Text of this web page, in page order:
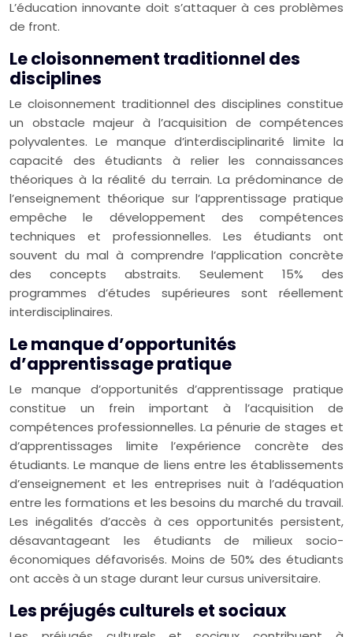
L’éducation innovante doit s’attaquer à ces problèmes
de front.
Le cloisonnement traditionnel des
disciplines
Le cloisonnement traditionnel des disciplines constitue
un obstacle majeur à l’acquisition de compétences
polyvalentes. Le manque d’interdisciplinarité limite la
capacité des étudiants à relier les connaissances
théoriques à la réalité du terrain. La prédominance de
l’enseignement théorique sur l’apprentissage pratique
empêche le développement des compétences
techniques et professionnelles. Les étudiants ont
souvent du mal à comprendre l’application concrète
des concepts abstraits. Seulement 15% des
programmes d’études supérieures sont réellement
interdisciplinaires.
Le manque d’opportunités
d’apprentissage pratique
Le manque d’opportunités d’apprentissage pratique
constitue un frein important à l’acquisition de
compétences professionnelles. La pénurie de stages et
d’apprentissages limite l’expérience concrète des
étudiants. Le manque de liens entre les établissements
d’enseignement et les entreprises nuit à l’adéquation
entre les formations et les besoins du marché du travail.
Les inégalités d’accès à ces opportunités persistent,
désavantageant les étudiants de milieux socio-
économiques défavorisés. Moins de 50% des étudiants
ont accès à un stage durant leur cursus universitaire.
Les préjugés culturels et sociaux